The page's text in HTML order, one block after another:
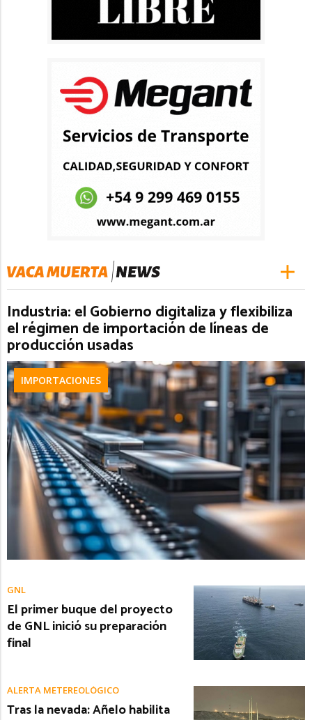
Industria: el Gobierno digitaliza y flexibiliza
el régimen de importación de líneas de
producción usadas
IMPORTACIONES
GNL
El primer buque del proyecto
de GNL inició su preparación
final
ALERTA METEREOLÓGICO
Tras la nevada: Añelo habilita